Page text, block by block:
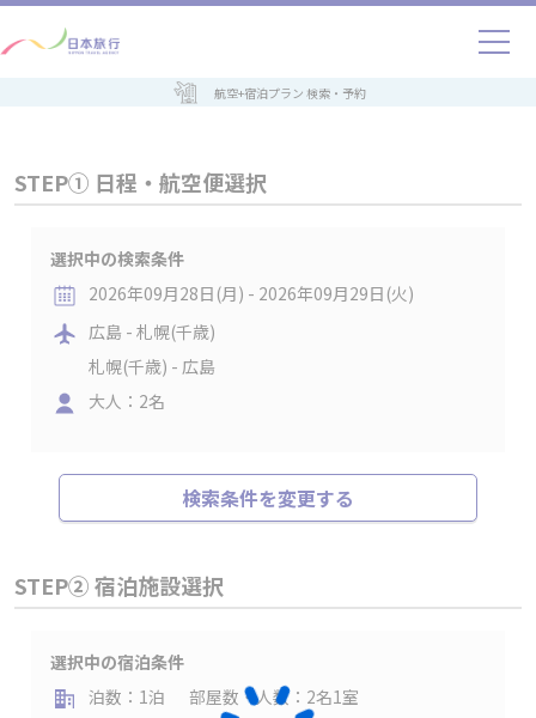
航空+宿泊プラン 検索・予約
STEP① 日程・航空便選択
選択中の検索条件
2026年09月28日(月) - 2026年09月29日(火)
広島 - 札幌(千歳)
札幌(千歳) - 広島
大人：2名
検索条件を変更する
STEP② 宿泊施設選択
選択中の宿泊条件
泊数：1泊
部屋数・人数：2名1室